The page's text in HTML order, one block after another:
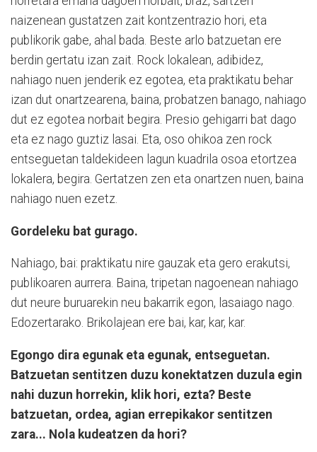
naizenean gustatzen zait kontzentrazio hori, eta
publikorik gabe, ahal bada. Beste arlo batzuetan ere
berdin gertatu izan zait. Rock lokalean, adibidez,
nahiago nuen jenderik ez egotea, eta praktikatu behar
izan dut onartzearena, baina, probatzen banago, nahiago
dut ez egotea norbait begira. Presio gehigarri bat dago
eta ez nago guztiz lasai. Eta, oso ohikoa zen rock
entseguetan taldekideen lagun kuadrila osoa etortzea
lokalera, begira. Gertatzen zen eta onartzen nuen, baina
nahiago nuen ezetz.
Gordeleku bat gurago.
Nahiago, bai: praktikatu nire gauzak eta gero erakutsi,
publikoaren aurrera. Baina, tripetan nagoenean nahiago
dut neure buruarekin neu bakarrik egon, lasaiago nago.
Edozertarako. Brikolajean ere bai, kar, kar, kar.
Egongo dira egunak eta egunak, entseguetan.
Batzuetan sentitzen duzu konektatzen duzula egin
nahi duzun horrekin, klik hori, ezta? Beste
batzuetan, ordea, agian errepikakor sentitzen
zara... Nola kudeatzen da hori?